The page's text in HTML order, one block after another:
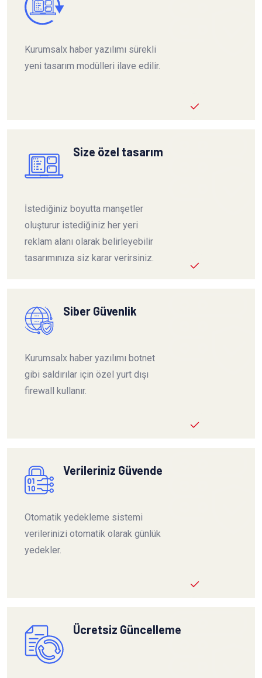
Kurumsalx haber yazılımı sürekli
yeni tasarım modülleri ilave edilir.
Size özel tasarım
İstediğiniz boyutta manşetler
oluşturur istediğiniz her yeri
reklam alanı olarak belirleyebilir
tasarımınıza siz karar verirsiniz.
Siber Güvenlik
Kurumsalx haber yazılımı botnet
gibi saldırılar için özel yurt dışı
firewall kullanır.
Verileriniz Güvende
Otomatik yedekleme sistemi
verilerinizi otomatik olarak günlük
yedekler.
Ücretsiz Güncelleme